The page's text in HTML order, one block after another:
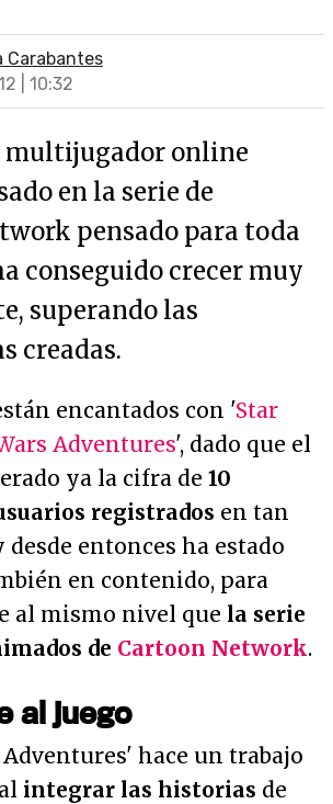
Carabantes
| 10:32
multijugador online
en la serie de
pensado para toda
conseguido crecer muy
superando las
creadas.
encantados con 'Star
Adventures', dado que el
ya la cifra de 10
registrados en tan
desde entonces ha estado
en contenido, para
al mismo nivel que la serie
de Cartoon Network.
al juego
hace un trabajo
integrar las historias de